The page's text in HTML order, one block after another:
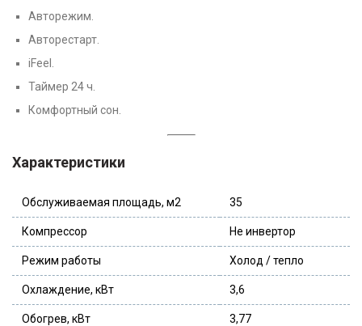
Авторежим.
Авторестарт.
iFeel.
Таймер 24 ч.
Комфортный сон.
Характеристики
Обслуживаемая площадь, м2 35
Компрессор Не инвертор
Режим работы Холод / тепло
Охлаждение, кВт 3,6
Обогрев, кВт 3,77